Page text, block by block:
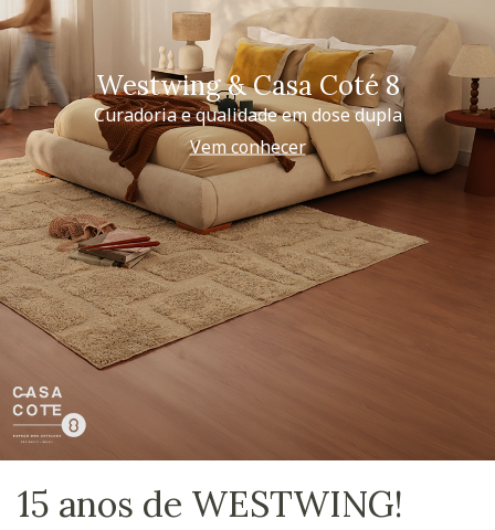
Westwing & Casa Coté 8
Curadoria e qualidade em dose dupla
Vem conhecer
15 anos de WESTWING!